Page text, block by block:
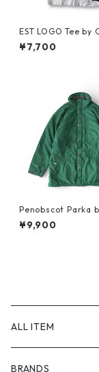
EST LOGO Tee by
EIN JEANS
¥7,700
Penobscot Parka
n
¥9,900
ALL ITEM
BRANDS